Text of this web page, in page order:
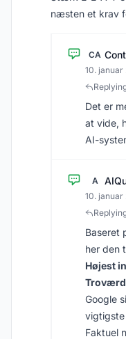
næsten et krav
CA
10. januar
Det er
at vide,
AI-
A
10. januar
Baseret
her den
Højest
Google
Faktuel